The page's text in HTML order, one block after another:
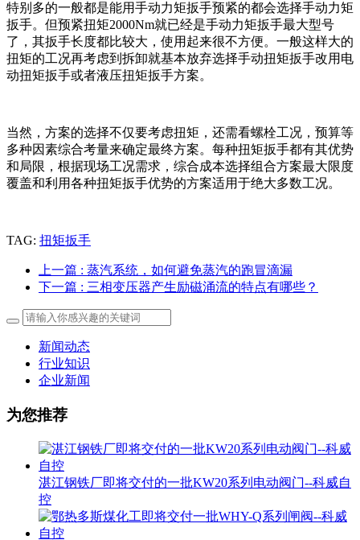
特别多的一般都是能用手动力矩扳手预紧的都会选择手动力矩
扳手。但预紧扭矩2000Nm就已经是手动力矩扳手最大型号
了，其扳手长度都比较大，使用起来很不方便。一般这样大的
扭矩的工况再考虑到拆卸就基本放弃选择手动扭矩扳手改用电
动扭矩扳手或者液压扭矩扳手方案。
当然，方案的选择不仅要考虑扭矩，还需看螺栓工况，预算等
多种因素综合考量来确定最终方案。每种扭矩扳手都有其优势
和局限，根据现场工况需求，综合成本选择组合方案最大限度
覆盖和利用各种扭矩扳手优势的方案适用于绝大多数工况。
TAG: 扭矩扳手
上一篇 : 蒸汽系统，如何避免蒸汽的跑冒滴漏
下一篇 : 三相变压器产生励磁涌流的特点有哪些？
新闻动态
行业知识
企业新闻
为您推荐
湛江钢铁厂即将交付的一批KW20系列电动阀门--科威自
控